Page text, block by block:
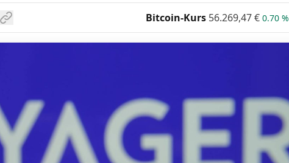
Bitcoin-Kurs 56.269,47€ 0.70 %